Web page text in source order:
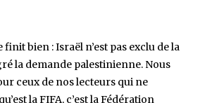
finit bien : Israël n’est pas exclu de la
la demande palestinienne. Nous
ceux de nos lecteurs qui ne
la FIFA, c’est la Fédération